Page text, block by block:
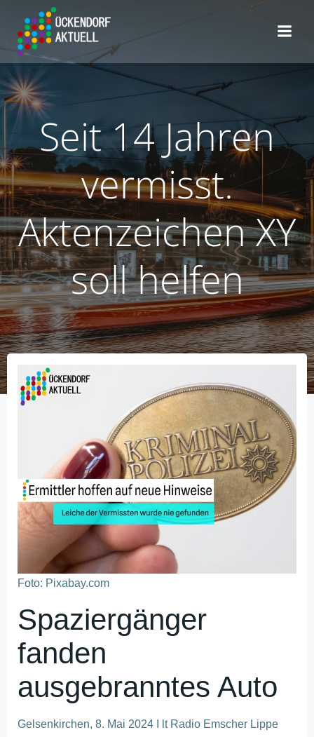
Seit 14 Jahren
vermisst.
Aktenzeichen XY
soll helfen
Foto: Pixabay.com
Spaziergänger
fanden
ausgebranntes Auto
Gelsenkirchen, 8. Mai 2024 I lt Radio Emscher Lippe